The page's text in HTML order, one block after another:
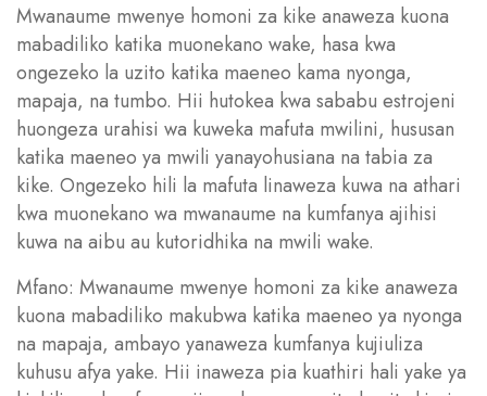
Mwanaume mwenye homoni za kike anaweza kuona
mabadiliko katika muonekano wake, hasa kwa
ongezeko la uzito katika maeneo kama nyonga,
mapaja, na tumbo. Hii hutokea kwa sababu estrojeni
huongeza urahisi wa kuweka mafuta mwilini, hususan
katika maeneo ya mwili yanayohusiana na tabia za
kike. Ongezeko hili la mafuta linaweza kuwa na athari
kwa muonekano wa mwanaume na kumfanya ajihisi
kuwa na aibu au kutoridhika na mwili wake.
Mfano: Mwanaume mwenye homoni za kike anaweza
kuona mabadiliko makubwa katika maeneo ya nyonga
na mapaja, ambayo yanaweza kumfanya kujiuliza
kuhusu afya yake. Hii inaweza pia kuathiri hali yake ya